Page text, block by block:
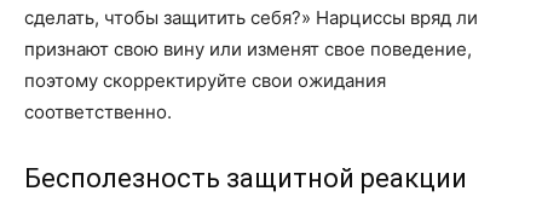
сделать, чтобы защитить себя?» Нарциссы вряд ли
признают свою вину или изменят свое поведение,
поэтому скорректируйте свои ожидания
соответственно.
Бесполезность защитной реакции